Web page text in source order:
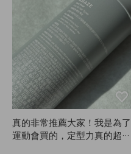
真的非常推薦大家！我是為了
運動會買的，定型力真的超